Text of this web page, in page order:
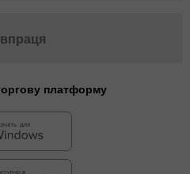
платформу